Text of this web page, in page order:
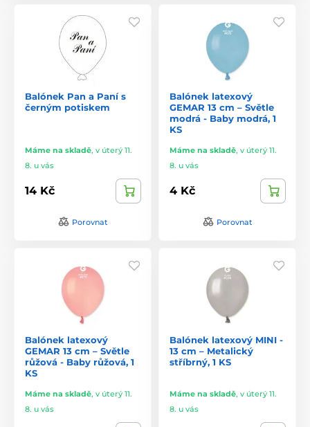
Balónek Pan a Paní s
černým potiskem
Máme na skladě, v úterý 11.
8. u vás
14 Kč
Porovnat
Balónek latexový
GEMAR 13 cm – Světle
modrá - Baby modrá, 1
KS
Máme na skladě, v úterý 11.
8. u vás
4 Kč
Porovnat
Balónek latexový
GEMAR 13 cm – Světle
růžová - Baby růžová, 1
KS
Máme na skladě, v úterý 11.
8. u vás
Balónek latexový MINI -
13 cm – Metalický
stříbrný, 1 KS
Máme na skladě, v úterý 11.
8. u vás